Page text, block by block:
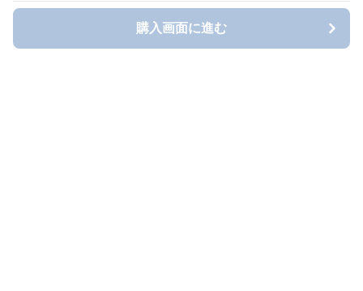
購入画面に進む
購入画面に進む